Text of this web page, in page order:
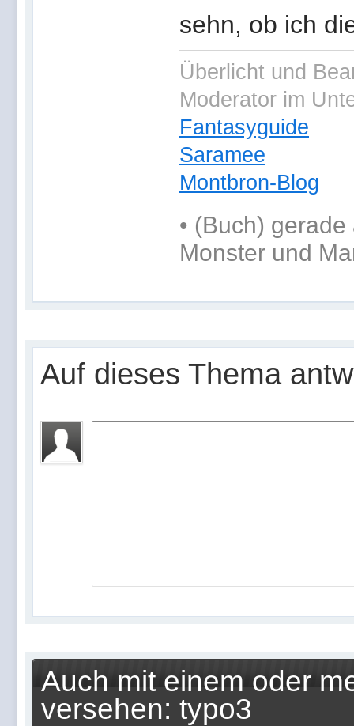
sehn, ob ich
Überlicht und
Moderator im
Fantasyguide
Saramee
Montbron-Blog
• (Buch) gerade
Monster und
Auf dieses Thema
Auch mit einem oder
versehen: typo3